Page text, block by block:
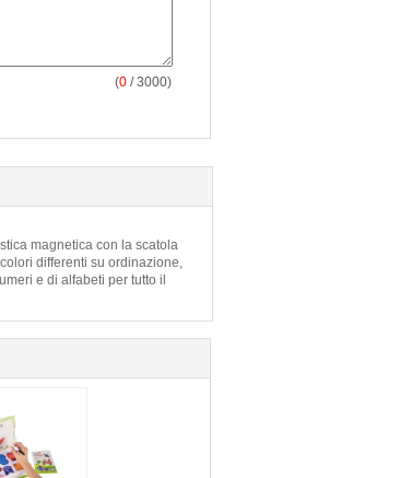
(0 / 3000)
magnetica con la scatola
differenti su ordinazione,
e di alfabeti per tutto il